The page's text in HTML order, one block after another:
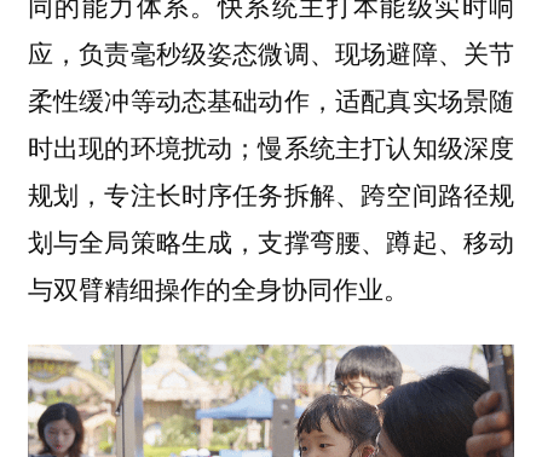
应，负责毫秒级姿态微调、现场避障、关节
柔性缓冲等动态基础动作，适配真实场景随
时出现的环境扰动；慢系统主打认知级深度
规划，专注长时序任务拆解、跨空间路径规
划与全局策略生成，支撑弯腰、蹲起、移动
与双臂精细操作的全身协同作业。